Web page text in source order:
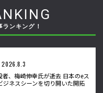
ンキング！
2026.8.3
者、梅崎伸幸氏が逝去 日本のeス
ジネスシーンを切り開いた開拓